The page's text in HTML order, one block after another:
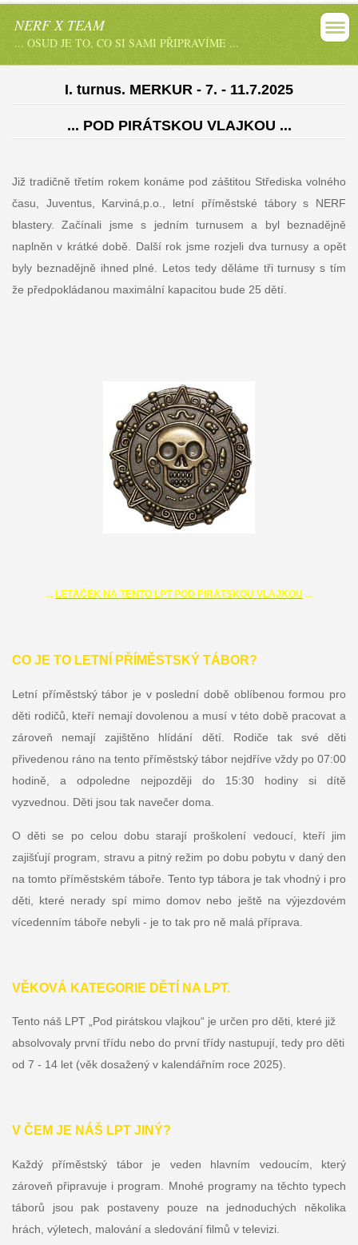
NERF X TEAM
... OSUD JE TO, CO SI SAMI PŘIPRAVÍME ...
I. turnus. MERKUR - 7. - 11.7.2025
... POD PIRÁTSKOU VLAJKOU ...
Již tradičně třetím rokem konáme pod záštitou Střediska volného
času, Juventus, Karviná,p.o., letní příměstské tábory s NERF
blastery. Začínali jsme s jedním turnusem a byl beznadějně
naplněn v krátké době. Další rok jsme rozjeli dva turnusy a opět
byly beznadějně ihned plné. Letos tedy děláme tři turnusy s tím
že předpokládanou maximální kapacitou bude 25 dětí.
... LETÁČEK NA TENTO LPT POD PIRÁTSKOU VLAJKOU ...
CO JE TO LETNÍ PŘÍMĚSTSKÝ TÁBOR?
Letní příměstský tábor je v poslední době oblíbenou formou pro
děti rodičů, kteří nemají dovolenou a musí v této době pracovat a
zároveň nemají zajištěno hlídání dětí. Rodiče tak své děti
přivedenou ráno na tento příměstský tábor nejdříve vždy po 07:00
hodině, a odpoledne nejpozději do 15:30 hodiny si dítě
vyzvednou. Děti jsou tak navečer doma.
O děti se po celou dobu starají proškolení vedoucí, kteří jim
zajišťují program, stravu a pitný režim po dobu pobytu v daný den
na tomto příměstském táboře. Tento typ tábora je tak vhodný i pro
děti, které nerady spí mimo domov nebo ještě na výjezdovém
vícedenním táboře nebyli - je to tak pro ně malá příprava.
VĚKOVÁ KATEGORIE DĚTÍ NA LPT.
Tento náš LPT „Pod pirátskou vlajkou“ je určen pro děti, které již
absolvovaly první třídu nebo do první třídy nastupují, tedy pro děti
od 7 - 14 let (věk dosažený v kalendářním roce 2025).
V ČEM JE NÁŠ LPT JINÝ?
Každý příměstský tábor je veden hlavním vedoucím, který
zároveň připravuje i program. Mnohé programy na těchto typech
táborů jsou pak postaveny pouze na jednoduchých několika
hrách, výletech, malování a sledování filmů v televizi.